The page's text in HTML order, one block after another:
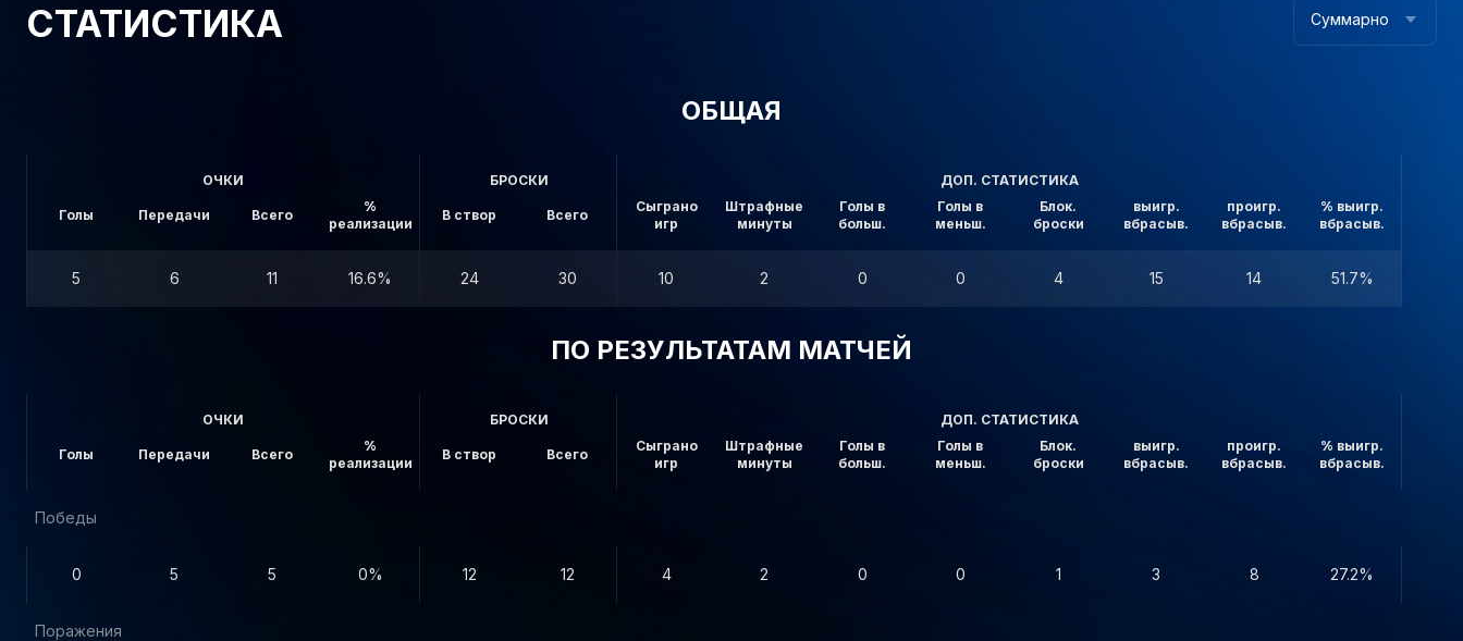
СТАТИСТИКА Суммарно
ОБЩАЯ
ОЧКИ
Голы Передачи Всего
%
реализации
БРОСКИ
В створ Всего
ДОП. СТАТИСТИКА
Сыграно
игр
Штрафные
минуты
Голы в
больш.
Голы в
меньш.
Блок.
броски
выигр.
вбрасыв.
проигр.
вбрасыв.
% выигр.
вбрасыв.
5 6 11 16.6% 24 30 10 2 0 0 4 15 14 51.7%
ПО РЕЗУЛЬТАТАМ МАТЧЕЙ
ОЧКИ
Голы Передачи Всего
%
реализации
БРОСКИ
В створ Всего
ДОП. СТАТИСТИКА
Сыграно
игр
Штрафные
минуты
Голы в
больш.
Голы в
меньш.
Блок.
броски
выигр.
вбрасыв.
проигр.
вбрасыв.
% выигр.
вбрасыв.
Победы
0 5 5 0% 12 12 4 2 0 0 1 3 8 27.2%
Поражения